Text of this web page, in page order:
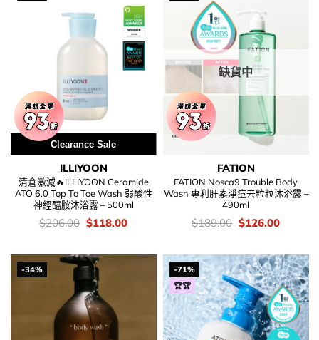
Clearance Sale
ILLIYOON
清倉激減🔥ILLIYOON Ceramide
ATO 6.0 Top To Toe Wash 弱酸性
神經醯胺沐浴露 – 500ml
價
錢：
$206.00 Original
price
$206.00.
$118.00Current
$118.00.
缺貨中
FATION
FATION Nosca9 Trouble Body
Wash 專利肝素淨痘去粒粒沐浴露 –
490ml
價
錢：
$189.00 Original
price
$189.00.
$126.00Current
-34%
-71%
🏆🏆